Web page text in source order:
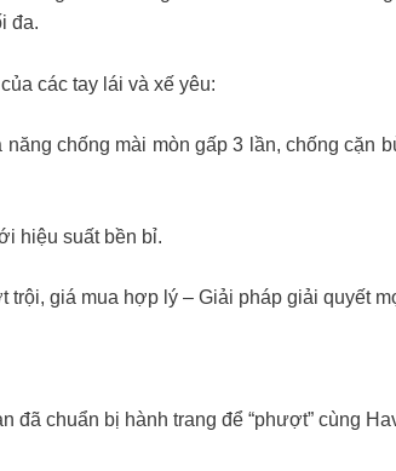
đa.
các tay lái và xế yêu:
chống mài mòn gấp 3 lần, chống cặn
hiệu suất bền bỉ.
giá mua hợp lý – Giải pháp giải quyết
đã chuẩn bị hành trang để “phượt” cùng